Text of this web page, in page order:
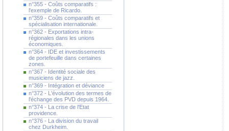
n°355 - Coûts comparatifs :
l'exemple de Ricardo.
n°359 - Coûts comparatifs et
spécialisation internationale.
n°362 - Exportations intra-
régionales dans les unions
économiques.
n°364 - IDE et investissements
de portefeuille dans certaines
zones.
n°367 - Identité sociale des
musiciens de jazz.
n°369 - Intégration et déviance
n°372 - L'évolution des termes de
l'échange des PVD depuis 1964.
n°374 - La crise de l'Etat
providence.
n°376 - La division du travail
chez Durkheim.